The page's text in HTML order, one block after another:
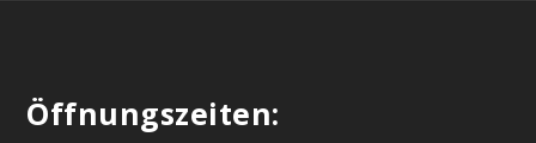
Öffnungszeiten: